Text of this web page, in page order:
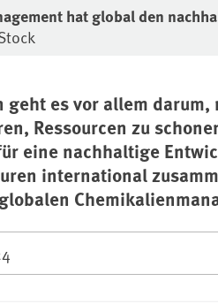
hat global den
es vor allem
Ressourcen zu
eine nachhaltige
international